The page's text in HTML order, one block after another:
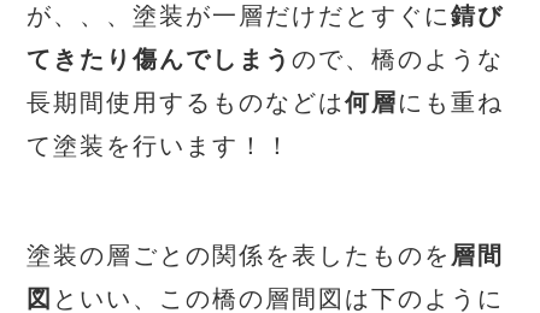
が、、、塗装が一層だけだとすぐに錆び
てきたり傷んでしまうので、橋のような
長期間使用するものなどは何層にも重ね
て塗装を行います！！
塗装の層ごとの関係を表したものを 層間
図 といい、この橋の層間図は下のように